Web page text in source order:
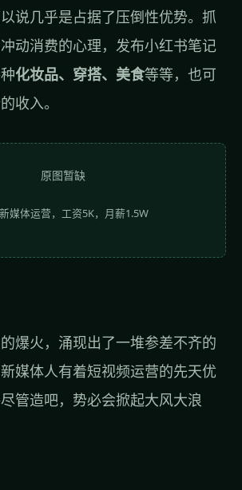
说几乎是占据了压倒性优势。抓
动消费的心理，发布小红书笔记
化妆品、穿搭、美食等等，也可
收入。
原图暂缺
媒体运营，工资5K，月薪1.5W
爆火，涌现出了一堆参差不齐的
媒体人有着短视频运营的先天优
管造吧，势必会掀起大风大浪